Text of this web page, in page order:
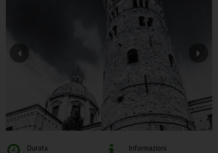
Durata Informazioni